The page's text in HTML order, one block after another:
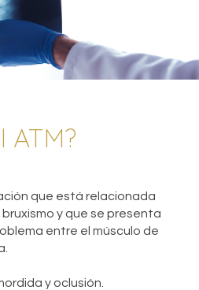
ATM?
que está relacionada
y que se presenta
entre el músculo de
y oclusión.